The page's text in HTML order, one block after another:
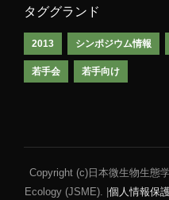
タググランド
2013 シンポジウム情報
若手会 若手向け
Copyright (c)日本微生物生態
Ecology (JSME). | 個人情報保